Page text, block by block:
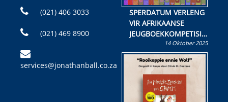
(021) 406 3033
(021) 469 8900
services@jonathanball.co.za
SPERDATUM VERLENG
VIR AFRIKAANSE
JEUGBOEKKOMPETISIE
Skryf ’n jeugboek of
kinderboek en staan ’n
kans om R50 000 te
wen!
14 Oktober 2025